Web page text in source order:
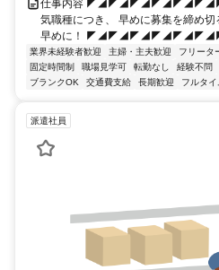
仕事内容
気職種につき、 早めに募集を締め
早めに！
業界未経験者歓迎 主婦・主夫歓迎 フリータ
固定時間制
職場見学可 転勤なし 経験不問
ブランクOK
交通費支給 長期歓迎 フルタイ
派遣社員